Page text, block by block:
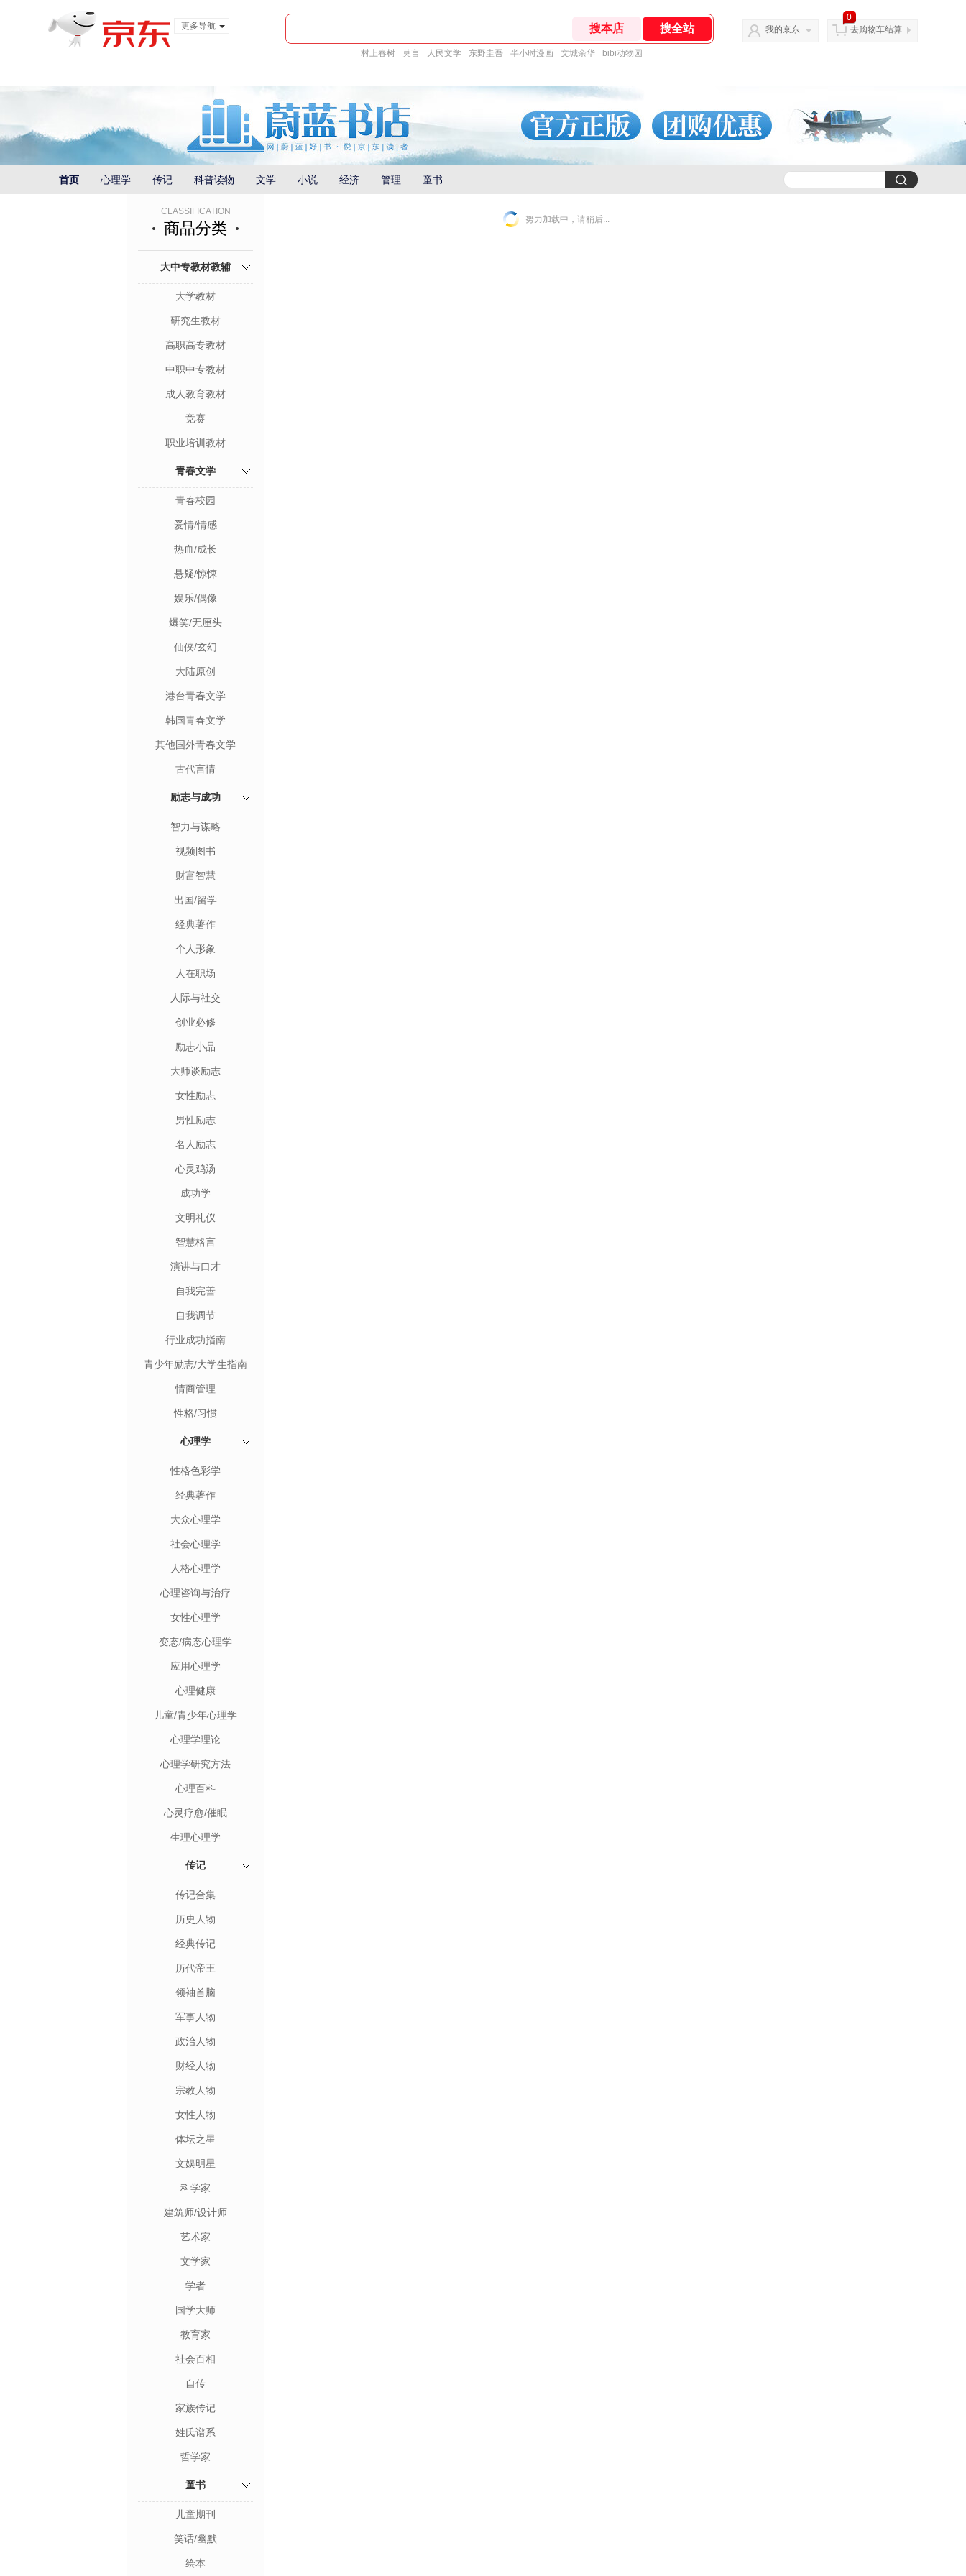
更多导航
村上春树 莫言 人民文学 东野圭吾 半小时漫画 文城余华 bibi动物园
我的京东
0
去购物车结算
首页 心理学 传记 科普读物 文学 小说 经济 管理 童书
CLASSIFICATION
商品分类
大中专教材教辅
大学教材
研究生教材
高职高专教材
中职中专教材
成人教育教材
竞赛
职业培训教材
青春文学
青春校园
爱情/情感
热血/成长
悬疑/惊悚
娱乐/偶像
爆笑/无厘头
仙侠/玄幻
大陆原创
港台青春文学
韩国青春文学
其他国外青春文学
古代言情
励志与成功
智力与谋略
视频图书
财富智慧
出国/留学
经典著作
个人形象
人在职场
人际与社交
创业必修
励志小品
大师谈励志
女性励志
男性励志
名人励志
心灵鸡汤
成功学
文明礼仪
智慧格言
演讲与口才
自我完善
自我调节
行业成功指南
青少年励志/大学生指南
情商管理
性格/习惯
心理学
性格色彩学
经典著作
大众心理学
社会心理学
人格心理学
心理咨询与治疗
女性心理学
变态/病态心理学
应用心理学
心理健康
儿童/青少年心理学
心理学理论
心理学研究方法
心理百科
心灵疗愈/催眠
生理心理学
传记
传记合集
历史人物
经典传记
历代帝王
领袖首脑
军事人物
政治人物
财经人物
宗教人物
女性人物
体坛之星
文娱明星
科学家
建筑师/设计师
艺术家
文学家
学者
国学大师
教育家
社会百相
自传
家族传记
姓氏谱系
哲学家
童书
儿童期刊
笑话/幽默
绘本
努力加载中，请稍后...